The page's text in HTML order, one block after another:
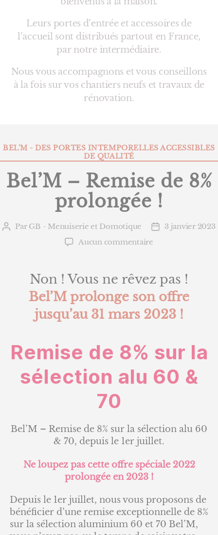
Leurs portes d’entrée et accessoires de
l’accueil sont distribués partout en France,
par notre intermédiaire.
Nous vous accompagnons et vous conseillons
à la fois sur vos chantiers neufs et travaux de
rénovation.
Catégories
BEL'M - DES PORTES INTEMPORELLES ACCESSIBLES
DE QUALITÉ
Bel’M – Remise de 8%
prolongée !
Auteur
Par GB - Menuiserie et Domotique
Date3 janvier 2023
Aucun commentairesur
de
8%
!
Non ! Vous ne rêvez pas !
Bel’M prolonge son offre
jusqu’au 31 mars 2023 !
Remise de 8% sur la
sélection alu 60 &
70
Bel’M – Remise de 8% sur la sélection alu 60
& 70, depuis le 1er juillet.
Ne loupez pas cette offre spéciale 2022
prolongée en 2023 !
Depuis le 1er juillet, nous vous proposons de
bénéficier d’une remise exceptionnelle de 8%
sur la sélection aluminium 60 et 70 Bel’M,